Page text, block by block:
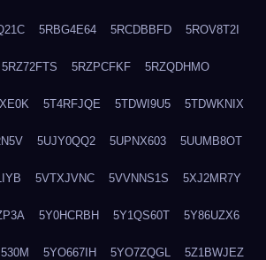
5RBG4E64 5RCDBBFD 5ROV8T2I
5RZ72FTS 5RZPCFKF 5RZQDHMO
5T4RFJQE 5TDWI9U5 5TDWKNIX
5UJY0QQ2 5UPNX603 5UUMB8OT
5VTXJVNC 5VVNNS1S 5XJ2MR7Y
5Y0HCRBH 5Y1QS60T 5Y86UZX6
5YO667IH 5YO7ZQGL 5Z1BWJEZ